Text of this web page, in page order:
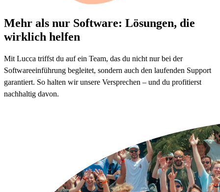
Mehr als nur Software: Lösungen, die
wirklich helfen
Mit Lucca triffst du auf ein Team, das du nicht nur bei der
Softwareeinführung begleitet, sondern auch den laufenden Support
garantiert. So halten wir unsere Versprechen – und du profitierst
nachhaltig davon.